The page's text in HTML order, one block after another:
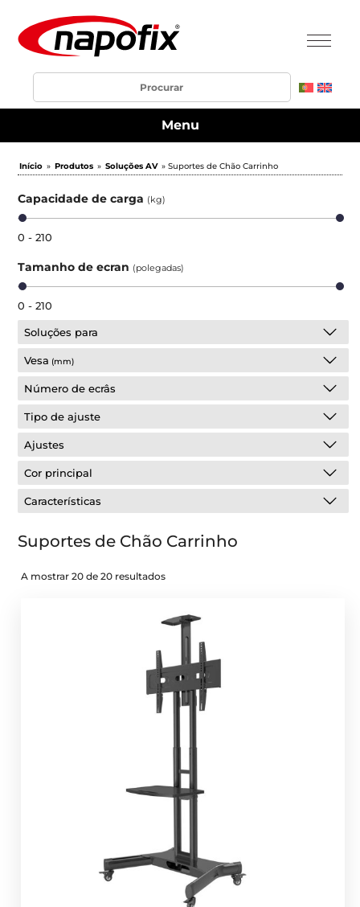
Menu
Início » Produtos » Soluções AV » Suportes de Chão Carrinho
Capacidade de carga (kg)
0 - 210
Tamanho de ecran (polegadas)
0 - 210
Soluções para
Vesa (mm)
Número de ecrâs
Tipo de ajuste
Ajustes
Cor principal
Características
Suportes de Chão Carrinho
A mostrar 20 de 20 resultados